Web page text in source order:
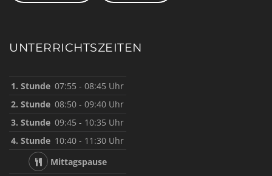
UNTERRICHTSZEITEN
1. Stunde 07:55 - 08:45 Uhr
2. Stunde 08:50 - 09:40 Uhr
3. Stunde 09:45 - 10:35 Uhr
4. Stunde 10:40 - 11:30 Uhr
Mittagspause